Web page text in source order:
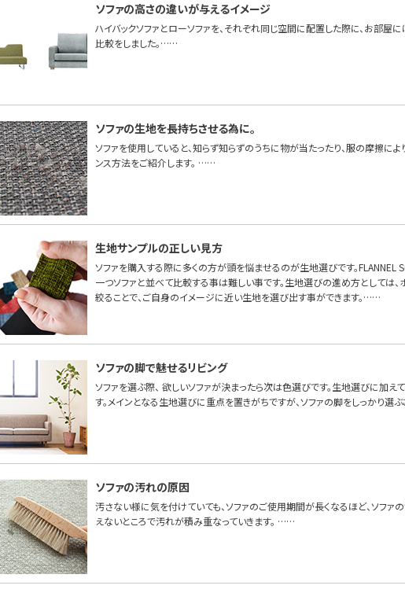
ソファの高さの違いが与えるイメージ
ハイバックソファとローソファを、それぞれ同じ空間に配置した際に、お部屋
比較をしました。……
ソファの生地を長持ちさせる為に。
ソファを使用していると、知らず知らずのうちに物が当たったり、服の摩擦
ンス方法をご紹介します。 ……
生地サンプルの正しい見方
ソファを購入する際に多くの方が頭を悩ませるのが生地選びです。FLANNEL
一つソファと並べて比較する事は難しい事です。生地選びの進め方として
絞ることで、ご自身のイメージに近い生地を選び出す事ができます。……
ソファの脚で魅せるリビング
ソファを選ぶ際、 欲しいソファが決まったら次は色選びです。生地選びに加
す。メインとなる生地選びに重点を置きがちですが、ソファの脚をしっかり選
ソファの汚れの原因
汚さない様に気を付けていても、ソファのご使用期間が長くなるほど、ソファ
えないところで汚れが積み重なっていきます。 ……